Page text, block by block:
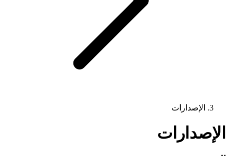
الإصدارات
الإصدارات